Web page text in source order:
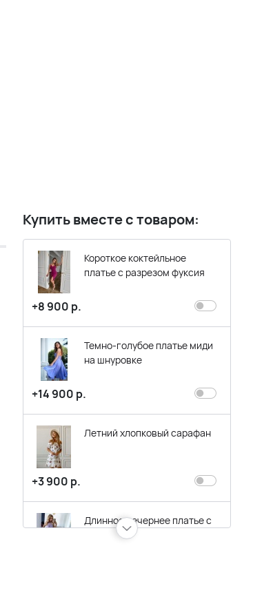
Купить вместе с товаром:
Короткое коктейльное
платье с разрезом фуксия
+8 900 р.
Темно-голубое платье миди
на шнуровке
+14 900 р.
Летний хлопковый сарафан
+3 900 р.
Длинное вечернее платье с
кристаллами лавандовое с